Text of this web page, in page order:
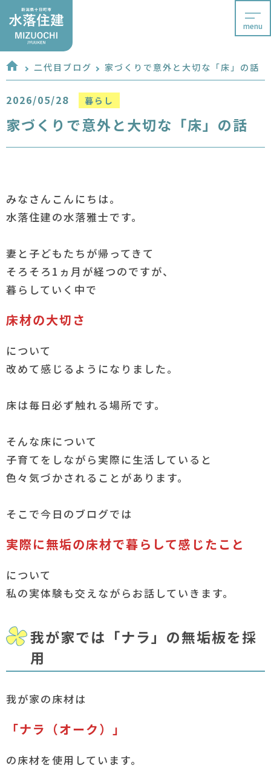
menu
二代目ブログ 家づくりで意外と大切な「床」の話
2026/05/28 暮らし
家づくりで意外と大切な「床」の話
みなさんこんにちは。
水落住建の水落雅士です。
妻と子どもたちが帰ってきて
そろそろ1ヵ月が経つのですが、
暮らしていく中で
床材の大切さ
について
改めて感じるようになりました。
床は毎日必ず触れる場所です。
そんな床について
子育てをしながら実際に生活していると
色々気づかされることがあります。
そこで今日のブログでは
実際に無垢の床材で暮らして感じたこと
について
私の実体験も交えながらお話していきます。
我が家では「ナラ」の無垢板を採
用
我が家の床材は
「ナラ（オーク）」
の床材を使用しています。